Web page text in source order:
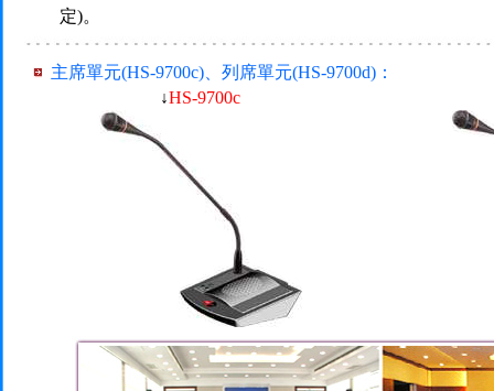
定)。
主席單元(HS-9700c)、列席單元(HS-9700d)：
↓HS-9700c